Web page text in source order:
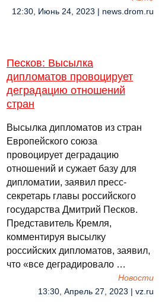
12:30, Июнь 24, 2023 | news.drom.ru
Песков: Высылка
дипломатов провоцирует
деградацию отношений
стран
Высылка дипломатов из стран
Европейского союза
провоцирует деградацию
отношений и сужает базу для
дипломатии, заявил пресс-
секретарь главы российского
государства Дмитрий Песков.
Представитель Кремля,
комментируя высылку
российских дипломатов, заявил,
что «все деградировало …
Новости
13:30, Апрель 27, 2023 | vz.ru